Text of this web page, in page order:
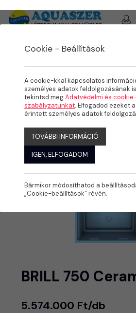
BRILL 750
5.574.000 Ft/db
Cookie - Beállítások
A cookie-kkal kapcsolatos
személyes adatok feldolgozásának
tekintsd megAdatvédelmi és
szabályzatunkat. Elfogadod ezeket
érintett személyes adatok
TOVÁBBI INFORMÁCIÓ
IGEN, ELFOGADOM
Bármikor módosíthatod a
„Cookie-beállítások” révén.